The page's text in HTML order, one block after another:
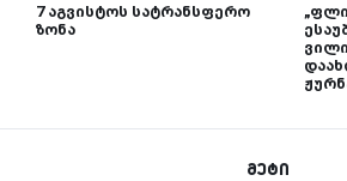
7 აგვისტოს სატრანსფერო
ზონა
მეტი